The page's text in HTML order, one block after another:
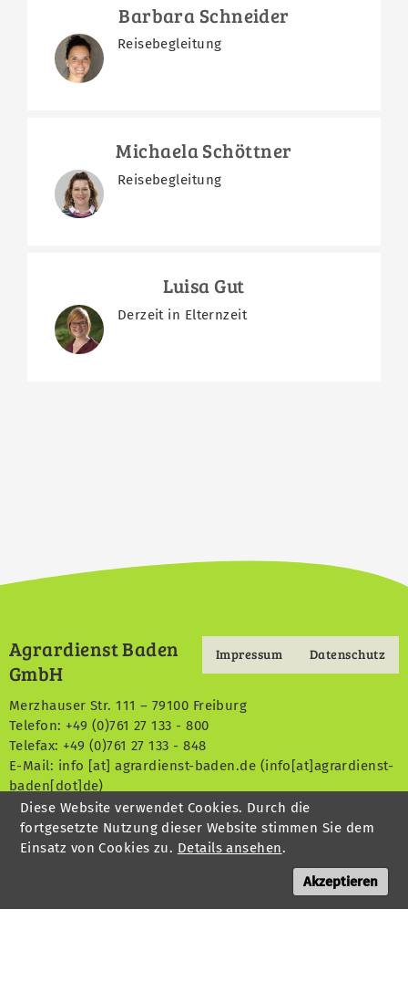
Barbara Schneider
Reisebegleitung
Michaela Schöttner
Reisebegleitung
Luisa Gut
Derzeit in Elternzeit
Footermenu
Impressum Datenschutz
Agrardienst Baden
GmbH
Merzhauser Str. 111 – 79100 Freiburg
Telefon: +49 (0)761 27 133 - 800
Telefax: +49 (0)761 27 133 - 848
E-Mail: info [at]agrardienst-baden.de (info[at]agrardienst-
baden[dot]de)
Agrardienst Baden
Diese Website verwendet Cookies. Durch die
fortgesetzte Nutzung dieser Website stimmen Sie dem
Einsatz von Cookies zu. Details ansehen.
Akzeptieren